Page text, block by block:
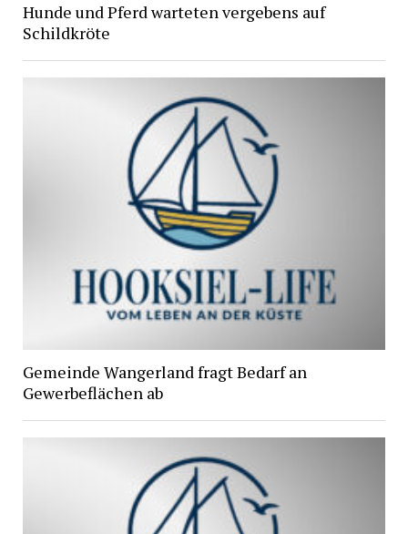
Hunde und Pferd warteten vergebens auf
Schildkröte
Gemeinde Wangerland fragt Bedarf an
Gewerbeflächen ab